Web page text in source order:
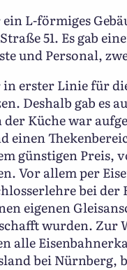
L-förmiges
51. Es gab
und Personal,
erster Linie für
Deshalb gab es
der Küche war
einen
günstigen Preis,
Vor allem per
bei
eigenen
wurden. Zur
alle
bei Nürnberg,